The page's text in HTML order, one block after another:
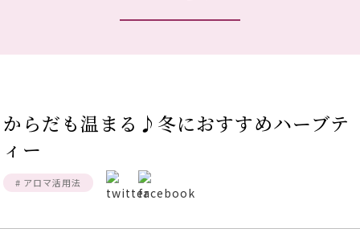
館内3Dマップ
からだも温まる♪冬におすすめハーブテ
ィー
# アロマ活用法